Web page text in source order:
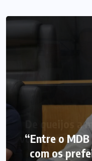
“Entre o
com os